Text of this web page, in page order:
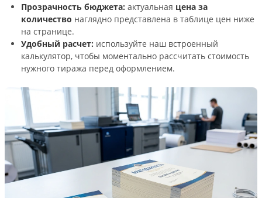
Прозрачность бюджета: актуальная цена за
количество наглядно представлена в таблице цен ниже
на странице.
Удобный расчет: используйте наш встроенный
калькулятор, чтобы моментально рассчитать стоимость
нужного тиража перед оформлением.